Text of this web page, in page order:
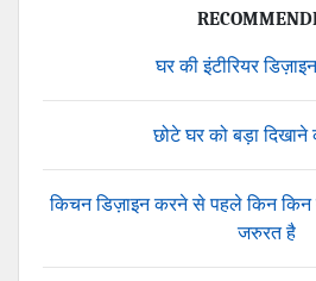
घर की इंटीरियर
छोटे घर को बड़ा दिखाने
किचन डिज़ाइन करने से पहले किन किन
जरुरत है